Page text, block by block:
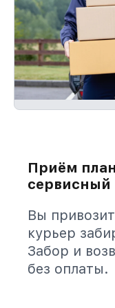
Приём
сервисный
Вы
курьер
Забор и
без оплаты.